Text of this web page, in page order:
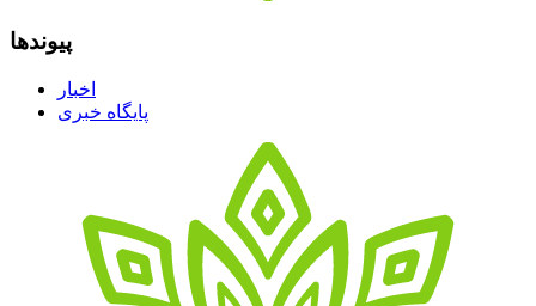
پیوندها
اخبار
پایگاه خبری